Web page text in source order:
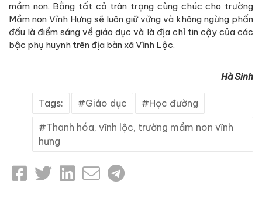
mầm non. Bằng tất cả trân trọng cùng chúc cho trường
Mầm non Vĩnh Hưng sẽ luôn giữ vững và không ngừng phấn
đấu là điểm sáng về giáo dục và là địa chỉ tin cậy của các
bậc phụ huynh trên địa bàn xã Vĩnh Lộc.
Hà Sinh
Tags: Giáo dục Học đường
Thanh hóa, vĩnh lộc, trường mầm non vĩnh
hưng